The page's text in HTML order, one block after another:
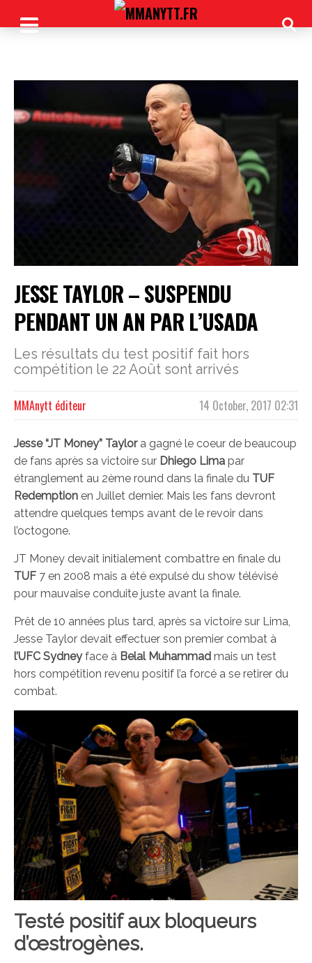
JESSE TAYLOR – SUSPENDU
PENDANT UN AN PAR L’USADA
Les résultats du test positif fait hors
compétition le 22 Août sont arrivés
14 October, 2017 02:31
MMAnytt éditeur
Jesse “JT Money” Taylor a gagné le coeur de beaucoup
de fans après sa victoire sur Dhiego Lima par
étranglement au 2ème round dans la finale du TUF
Redemption en Juillet dernier. Mais les fans devront
attendre quelques temps avant de le revoir dans
l’octogone.
JT Money devait initialement combattre en finale du
TUF 7 en 2008 mais a été expulsé du show télévisé
pour mauvaise conduite juste avant la finale.
Prêt de 10 années plus tard, après sa victoire sur Lima,
Jesse Taylor devait effectuer son premier combat à
l’UFC Sydneyface à Belal Muhammad mais un test
hors compétition revenu positif l’a forcé a se retirer du
combat.
Testé positif aux bloqueurs
d’œstrogènes.